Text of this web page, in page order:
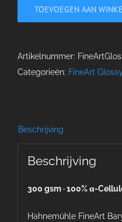
Satin
TOEVOEGEN AAN
Artikelnummer:
Categorieën: FineArt
Beschrijving
Beschrijving
300 gsm · 100% α-
Hahnemühle FineArt